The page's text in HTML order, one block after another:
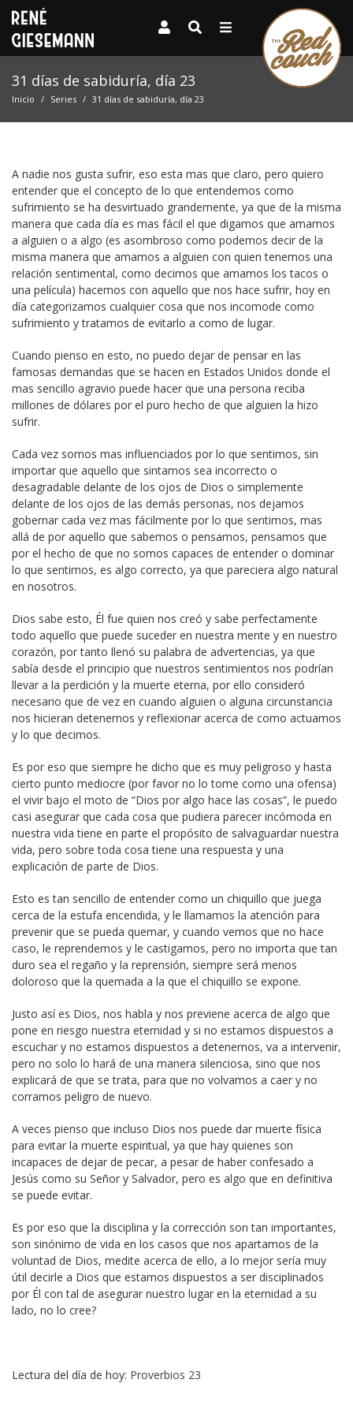
31 días de sabiduría, día 23
Inicio Series 31 días de sabiduría, día 23
A nadie nos gusta sufrir, eso esta mas que claro, pero quiero
entender que el concepto de lo que entendemos como
sufrimiento se ha desvirtuado grandemente, ya que de la misma
manera que cada día es mas fácil el que digamos que amamos
a alguien o a algo (es asombroso como podemos decir de la
misma manera que amamos a alguien con quien tenemos una
relación sentimental, como decimos que amamos los tacos o
una película) hacemos con aquello que nos hace sufrir, hoy en
día categorizamos cualquier cosa que nos incomode como
sufrimiento y tratamos de evitarlo a como de lugar.
Cuando pienso en esto, no puedo dejar de pensar en las
famosas demandas que se hacen en Estados Unidos donde el
mas sencillo agravio puede hacer que una persona reciba
millones de dólares por el puro hecho de que alguien la hizo
sufrir.
Cada vez somos mas influenciados por lo que sentimos, sin
importar que aquello que sintamos sea incorrecto o
desagradable delante de los ojos de Dios o simplemente
delante de los ojos de las demás personas, nos dejamos
gobernar cada vez mas fácilmente por lo que sentimos, mas
allá de por aquello que sabemos o pensamos, pensamos que
por el hecho de que no somos capaces de entender o dominar
lo que sentimos, es algo correcto, ya que pareciera algo natural
en nosotros.
Dios sabe esto, Él fue quien nos creó y sabe perfectamente
todo aquello que puede suceder en nuestra mente y en nuestro
corazón, por tanto llenó su palabra de advertencias, ya que
sabía desde el principio que nuestros sentimientos nos podrían
llevar a la perdición y la muerte eterna, por ello consideró
necesario que de vez en cuando alguien o alguna circunstancia
nos hicieran detenernos y reflexionar acerca de como actuamos
y lo que decimos.
Es por eso que siempre he dicho que es muy peligroso y hasta
cierto punto mediocre (por favor no lo tome como una ofensa)
el vivir bajo el moto de “Dios por algo hace las cosas”, le puedo
casi asegurar que cada cosa que pudiera parecer incómoda en
nuestra vida tiene en parte el propósito de salvaguardar nuestra
vida, pero sobre toda cosa tiene una respuesta y una
explicación de parte de Dios.
Esto es tan sencillo de entender como un chiquillo que juega
cerca de la estufa encendida, y le llamamos la atención para
prevenir que se pueda quemar, y cuando vemos que no hace
caso, le reprendemos y le castigamos, pero no importa que tan
duro sea el regaño y la reprensión, siempre será menos
doloroso que la quemada a la que el chiquillo se expone.
Justo así es Dios, nos habla y nos previene acerca de algo que
pone en riesgo nuestra eternidad y si no estamos dispuestos a
escuchar y no estamos dispuestos a detenernos, va a intervenir,
pero no solo lo hará de una manera silenciosa, sino que nos
explicará de que se trata, para que no volvamos a caer y no
corramos peligro de nuevo.
A veces pienso que incluso Dios nos puede dar muerte física
para evitar la muerte espiritual, ya que hay quienes son
incapaces de dejar de pecar, a pesar de haber confesado a
Jesús como su Señor y Salvador, pero es algo que en definitiva
se puede evitar.
Es por eso que la disciplina y la corrección son tan importantes,
son sinónimo de vida en los casos que nos apartamos de la
voluntad de Dios, medite acerca de ello, a lo mejor sería muy
útil decirle a Dios que estamos dispuestos a ser disciplinados
por Él con tal de asegurar nuestro lugar en la eternidad a su
lado, no lo cree?
Lectura del día de hoy: Proverbios 23